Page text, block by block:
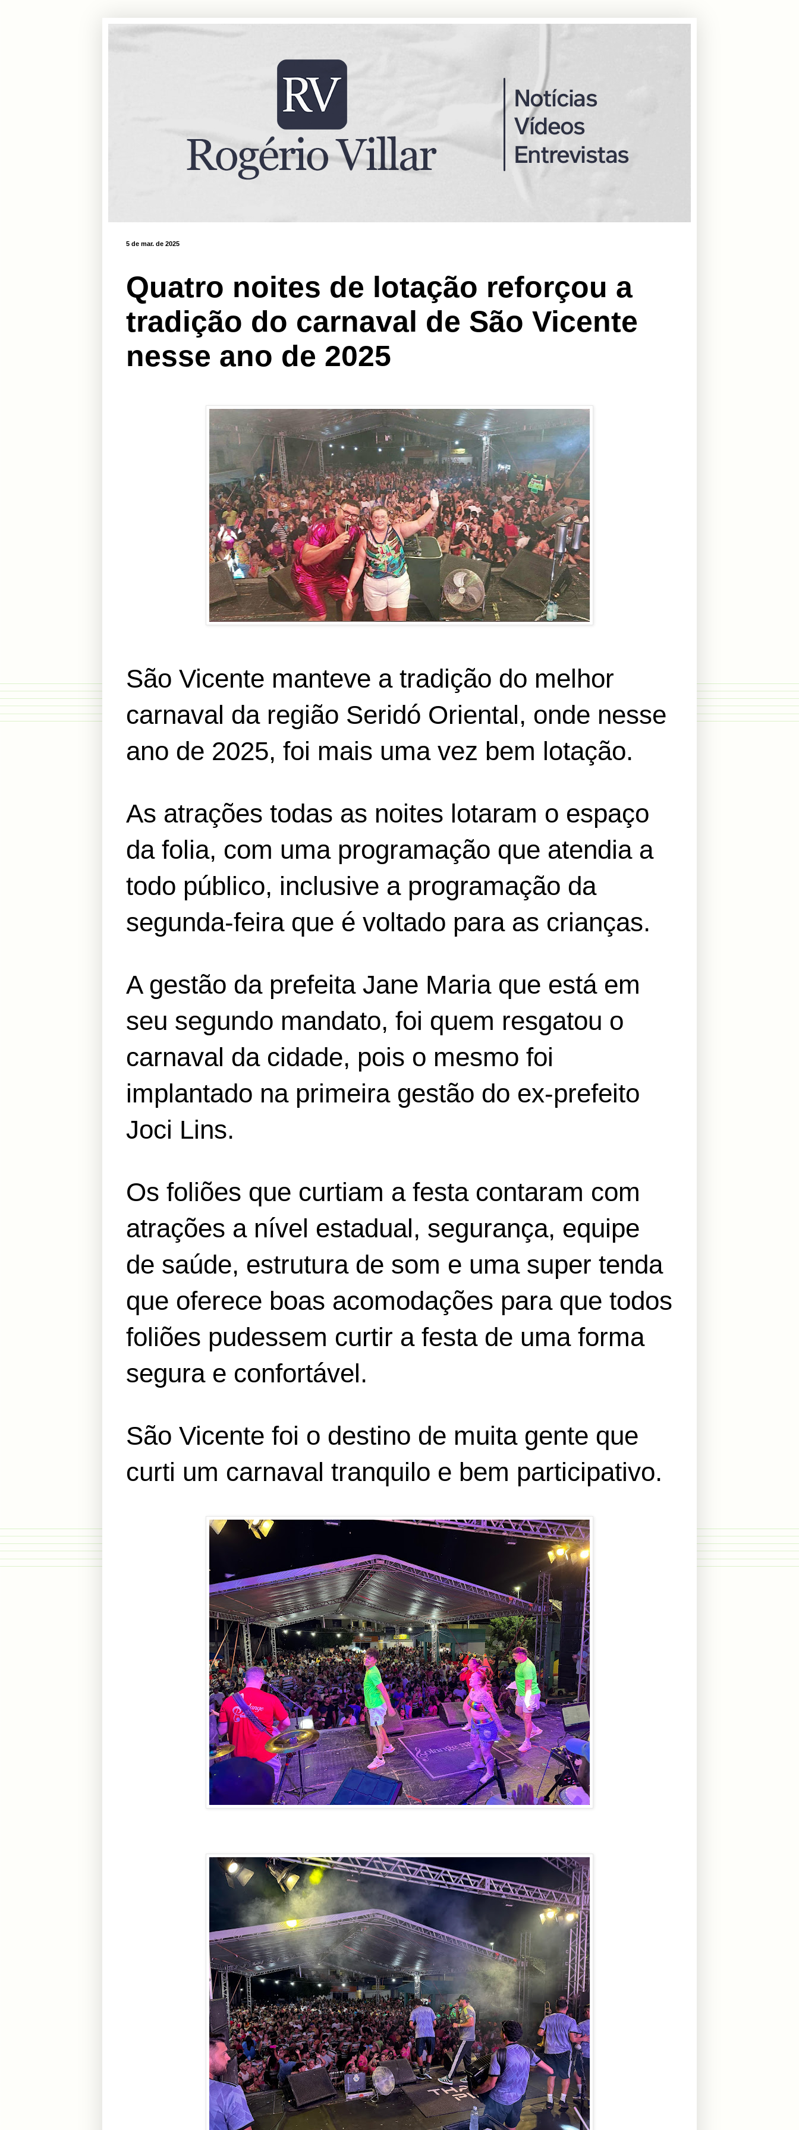
5 de mar. de 2025
Quatro noites de lotação reforçou a
tradição do carnaval de São Vicente
nesse ano de 2025
São Vicente manteve a tradição do melhor
carnaval da região Seridó Oriental, onde nesse
ano de 2025, foi mais uma vez bem lotação.
As atrações todas as noites lotaram o espaço
da folia, com uma programação que atendia a
todo público, inclusive a programação da
segunda-feira que é voltado para as crianças.
A gestão da prefeita Jane Maria que está em
seu segundo mandato, foi quem resgatou o
carnaval da cidade, pois o mesmo foi
implantado na primeira gestão do ex-prefeito
Joci Lins.
Os foliões que curtiam a festa contaram com
atrações a nível estadual, segurança, equipe
de saúde, estrutura de som e uma super tenda
que oferece boas acomodações para que todos
foliões pudessem curtir a festa de uma forma
segura e confortável.
São Vicente foi o destino de muita gente que
curti um carnaval tranquilo e bem participativo.